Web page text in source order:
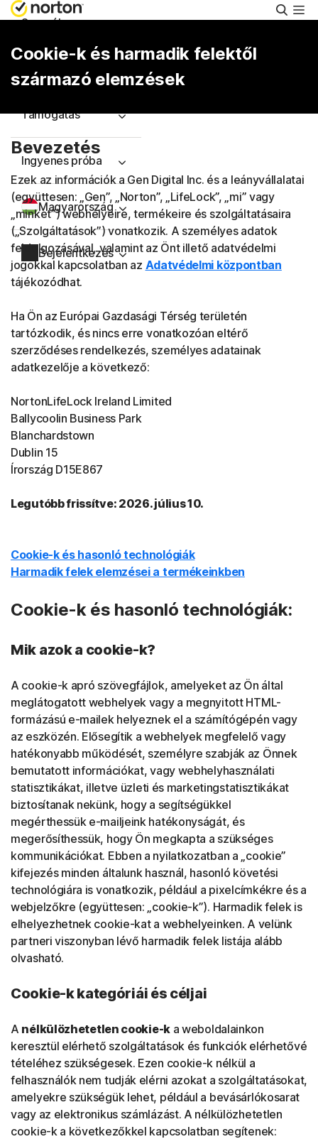
Személyes
Small Business
Támogatás
Ingyenes próba
Magyarország
Bejelentkezés
Cookie-k és harmadik felektől
származó elemzések
Bevezetés
Ezek az információk a Gen Digital Inc. és a leányvállalatai
(együttesen: „Gen”, „Norton”, „LifeLock”, „mi” vagy
„minket”) webhelyeire, termékeire és szolgáltatásaira
(„Szolgáltatások”) vonatkozik. A személyes adatok
feldolgozásával, valamint az Önt illető adatvédelmi
jogokkal kapcsolatban az Adatvédelmi központban
tájékozódhat.
Ha Ön az Európai Gazdasági Térség területén
tartózkodik, és nincs erre vonatkozóan eltérő
szerződéses rendelkezés, személyes adatainak
adatkezelője a következő:
NortonLifeLock Ireland Limited
Ballycoolin Business Park
Blanchardstown
Dublin 15
Írország D15E867
Legutóbb frissítve: 2026. július 10.
Cookie-k és hasonló technológiák
Harmadik felek elemzései a termékeinkben
Cookie-k és hasonló technológiák:
Mik azok a cookie-k?
A cookie-k apró szövegfájlok, amelyeket az Ön által
meglátogatott webhelyek vagy a megnyitott HTML-
formázású e-mailek helyeznek el a számítógépén vagy
az eszközén. Elősegítik a webhelyek megfelelő vagy
hatékonyabb működését, személyre szabják az Önnek
bemutatott információkat, vagy webhelyhasználati
statisztikákat, illetve üzleti és marketingstatisztikákat
biztosítanak nekünk, hogy a segítségükkel
megérthessük e-mailjeink hatékonyságát, és
megerősíthessük, hogy Ön megkapta a szükséges
kommunikációkat. Ebben a nyilatkozatban a „cookie”
kifejezés minden általunk használ, hasonló követési
technológiára is vonatkozik, például a pixelcímkékre és a
webjelzőkre (együttesen: „cookie-k”). Harmadik felek is
elhelyezhetnek cookie-kat a webhelyeinken. A velünk
partneri viszonyban lévő harmadik felek listája alább
olvasható.
Cookie-k kategóriái és céljai
A nélkülözhetetlen cookie-ka weboldalainkon
keresztül elérhető szolgáltatások és funkciók elérhetővé
tételéhez szükségesek. Ezen cookie-k nélkül a
felhasználók nem tudják elérni azokat a szolgáltatásokat,
amelyekre szükségük lehet, például a bevásárlókosarat
vagy az elektronikus számlázást. A nélkülözhetetlen
cookie-k a következőkkel kapcsolatban segítenek: